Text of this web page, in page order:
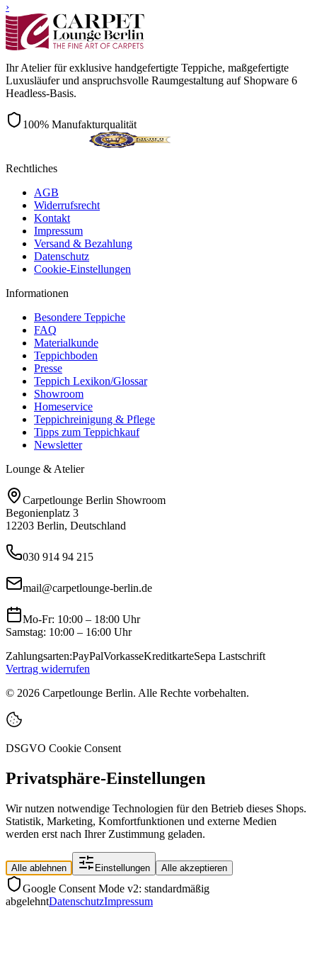
›
Ihr Atelier für exklusive handgefertigte Teppiche, maßgefertigte
Luxusläufer und anspruchsvolle Raumgestaltung auf Shopware 6
Headless-Basis.
100% Manufakturqualität
Rechtliches
AGB
Widerrufsrecht
Kontakt
Impressum
Versand & Bezahlung
Datenschutz
Cookie-Einstellungen
Informationen
Besondere Teppiche
FAQ
Materialkunde
Teppichboden
Presse
Teppich Lexikon/Glossar
Showroom
Homeservice
Teppichreinigung & Pflege
Tipps zum Teppichkauf
Newsletter
Lounge & Atelier
Carpetlounge Berlin Showroom
Begonienplatz 3
12203 Berlin, Deutschland
030 914 94 215
mail@carpetlounge-berlin.de
Mo-Fr: 10:00 – 18:00 Uhr
Samstag: 10:00 – 16:00 Uhr
Zahlungsarten:PayPalVorkasseKreditkarteSepa Lastschrift
Vertrag widerrufen
© 2026 Carpetlounge Berlin. Alle Rechte vorbehalten.
DSGVO Cookie Consent
Privatsphäre-Einstellungen
Wir nutzen notwendige Technologien für den Betrieb dieses Shops.
Statistik, Marketing, Komfortfunktionen und externe Medien
werden erst nach Ihrer Zustimmung geladen.
Alle ablehnen Einstellungen Alle akzeptieren
Google Consent Mode v2: standardmäßig
abgelehntDatenschutzImpressum